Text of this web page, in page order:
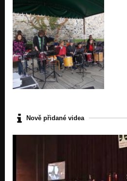
Nově přidané videa